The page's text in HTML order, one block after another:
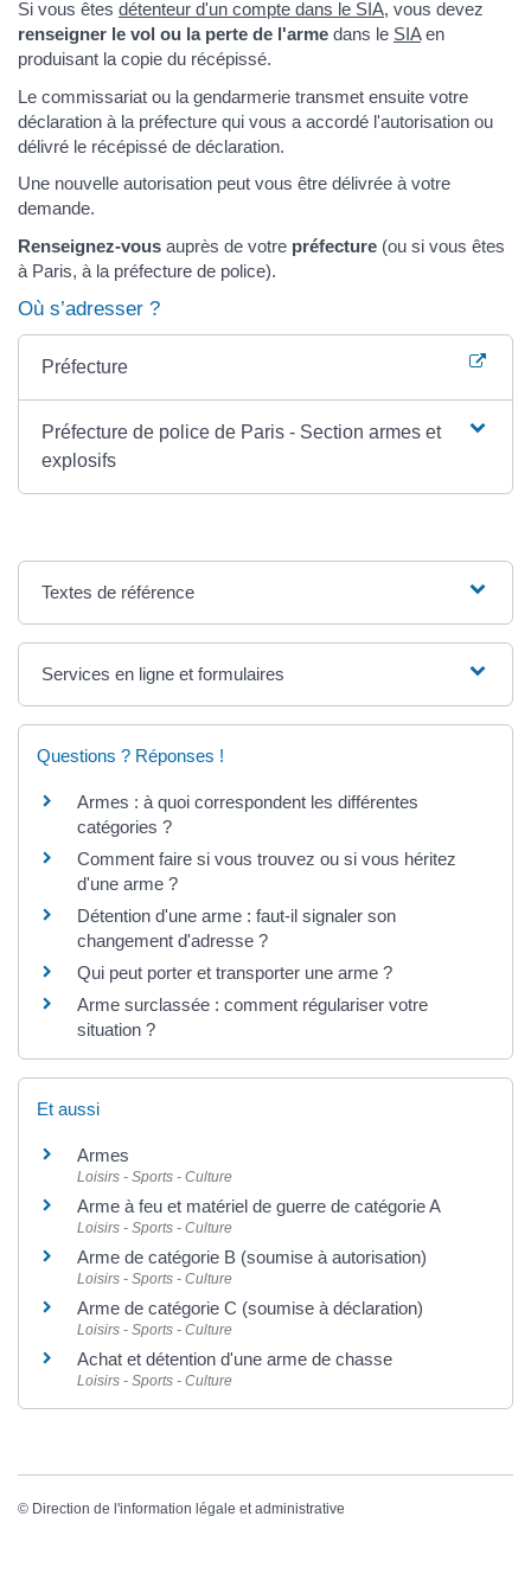
Si vous êtes détenteur d'un compte dans le SIA, vous devez
renseigner le vol ou la perte de l'arme dans le SIAen
produisant la copie du récépissé.
Le commissariat ou la gendarmerie transmet ensuite votre
déclaration à la préfecture qui vous a accordé l'autorisation ou
délivré le récépissé de déclaration.
Une nouvelle autorisation peut vous être délivrée à votre
demande.
Renseignez-vous auprès de votre préfecture (ou si vous êtes
à Paris, à la préfecture de police).
Où s’adresser ?
Préfecture
Préfecture de police de Paris - Section armes et
explosifs
Textes de référence
Services en ligne et formulaires
Questions ? Réponses !
Armes : à quoi correspondent les différentes
catégories ?
Comment faire si vous trouvez ou si vous héritez
d'une arme ?
Détention d'une arme : faut-il signaler son
changement d'adresse ?
Qui peut porter et transporter une arme ?
Arme surclassée : comment régulariser votre
situation ?
Et aussi
Armes
Loisirs - Sports - Culture
Arme à feu et matériel de guerre de catégorie A
Loisirs - Sports - Culture
Arme de catégorie B (soumise à autorisation)
Loisirs - Sports - Culture
Arme de catégorie C (soumise à déclaration)
Loisirs - Sports - Culture
Achat et détention d'une arme de chasse
Loisirs - Sports - Culture
© Direction de l'information légale et administrative